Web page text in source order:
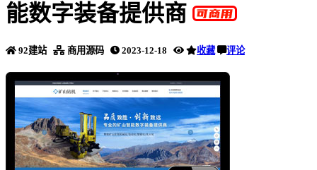
能数字装备提供商
92建站 商用源码 2023-12-18 收藏 评论